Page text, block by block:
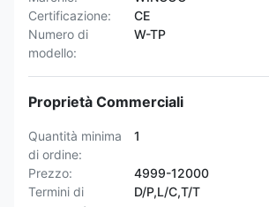
Certificazione:
CE
Numero di
modello:
W-TP
Proprietà Commerciali
Quantità minima
di ordine:
1
Prezzo:
4999-12000
Termini di
D/P,L/C,T/T